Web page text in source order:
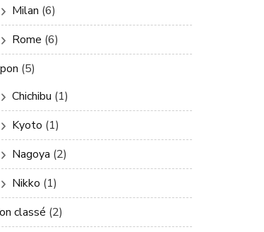
Milan (6)
Rome (6)
(5)
Chichibu (1)
Kyoto (1)
Nagoya (2)
Nikko (1)
classé (2)